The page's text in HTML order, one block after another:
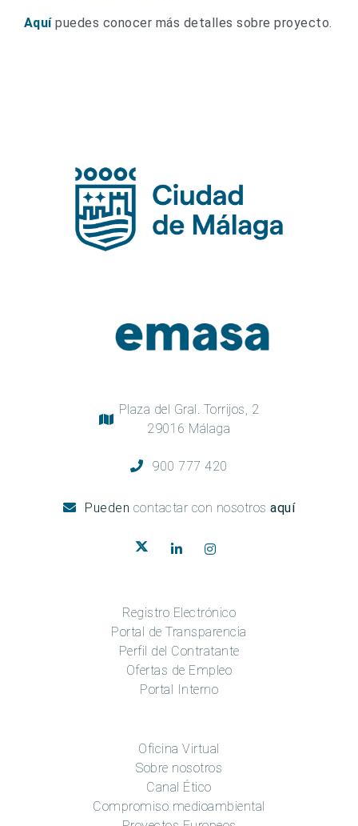
Aquípuedes conocer más detalles sobre proyecto.
Plaza del Gral. Torrijos, 2
29016 Málaga
900 777 420
Pueden contactar con nosotros aquí
Registro Electrónico
Portal de Transparencia
Perfil del Contratante
Ofertas de Empleo
Portal Interno
Oficina Virtual
Sobre nosotros
Canal Ético
Compromiso medioambiental